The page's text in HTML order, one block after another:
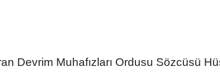
Devrim Muhafızları Ordusu Sözcüsü